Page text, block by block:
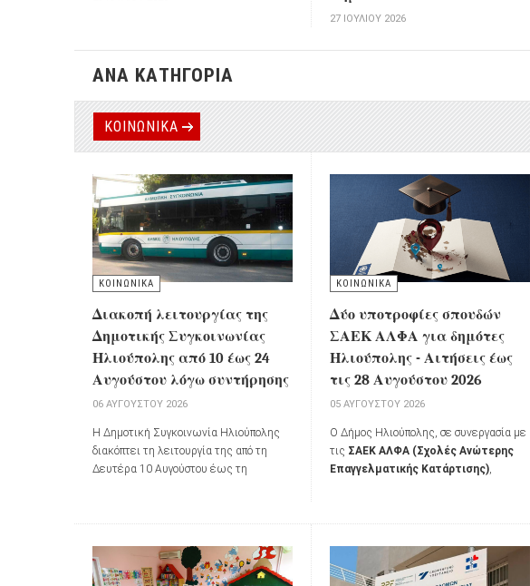
27 ΙΟΥΛΊΟΥ 2026
ΑΝΑ ΚΑΤΗΓΟΡΙΑ
ΚΟΙΝΩΝΙΚΑ
ΚΟΙΝΩΝΙΚΑ
Διακοπή λειτουργίας της
Δημοτικής Συγκοινωνίας
Ηλιούπολης από 10 έως 24
Αυγούστου λόγω συντήρησης
06 ΑΥΓΟΎΣΤΟΥ 2026
Η Δημοτική Συγκοινωνία Ηλιούπολης
διακόπτει τη λειτουργία της από τη
Δευτέρα 10 Αυγούστου έως τη
οχημάτων.
ΚΟΙΝΩΝΙΚΑ
Δύο υποτροφίες σπουδών
ΣΑΕΚ ΑΛΦΑ για δημότες
Ηλιούπολης - Αιτήσεις έως
τις 28 Αυγούστου 2026
05 ΑΥΓΟΎΣΤΟΥ 2026
Ο Δήμος Ηλιούπολης, σε συνεργασία με
τις ΣΑΕΚ ΑΛΦΑ (Σχολές Ανώτερης
Επαγγελματικής Κατάρτισης),
υποτροφιών σπουδώνσε δημότες
τις σπουδές τους, αλλά αντιμετωπίζουν
οικονομικές δυσκολίες.